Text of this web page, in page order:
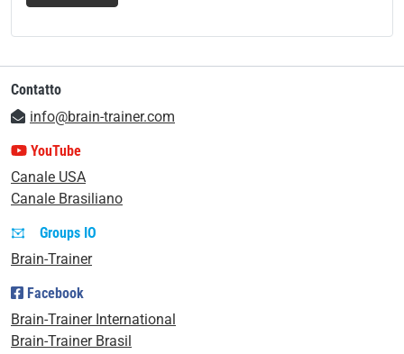
Contatto
info@brain-trainer.com
YouTube
Canale USA
Canale Brasiliano
Groups IO
Brain-Trainer
Facebook
Brain-Trainer International
Brain-Trainer Brasil